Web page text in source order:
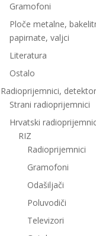
Gramofoni
Ploče metalne,
papirnate, valjci
Literatura
Ostalo
Radioprijemnici,
Strani radioprijemnici
Hrvatski
RIZ
Radioprijemnici
Gramofoni
Odašiljači
Poluvodiči
Televizori